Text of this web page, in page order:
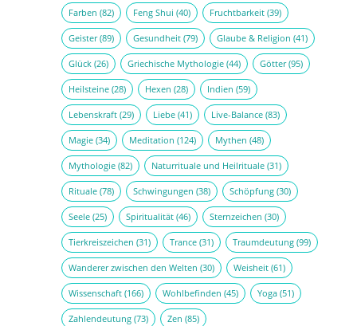
Farben (82) Feng Shui (40) Fruchtbarkeit(39)
Geister(89) Gesundheit(79) Glaube & Religion (41)
Glück(26) Griechische Mythologie(44) Götter(95)
Heilsteine(28) Hexen (28) Indien (59)
Lebenskraft(29) Liebe(41) Live-Balance(83)
Magie(34) Meditation (124) Mythen (48)
Mythologie(82) Naturrituale und Heilrituale(31)
Rituale(78) Schwingungen (38) Schöpfung(30)
Seele(25) Spiritualität(46) Sternzeichen (30)
Tierkreiszeichen (31) Trance(31) Traumdeutung(99)
Wanderer zwischen den Welten (30) Weisheit(61)
Wissenschaft(166) Wohlbefinden (45) Yoga(51)
Zahlendeutung(73) Zen (85)